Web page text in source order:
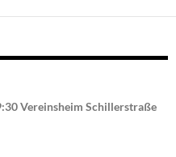
Vereinsheim Schillerstraße